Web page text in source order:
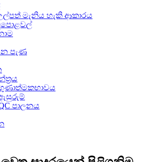
මැනිය හැකි ආකාරය
පැණ
පාලනය